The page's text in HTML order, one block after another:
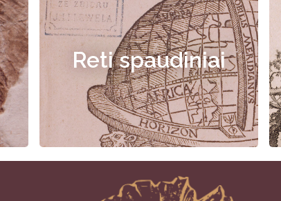
Reti spaudiniai